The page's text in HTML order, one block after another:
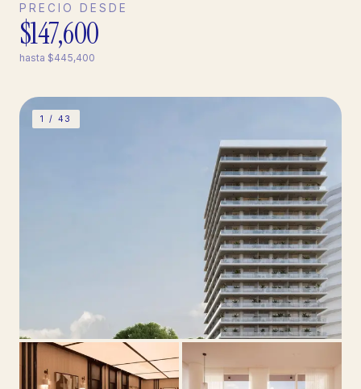
PRECIO DESDE
$147,600
hasta $445,400
1 / 43